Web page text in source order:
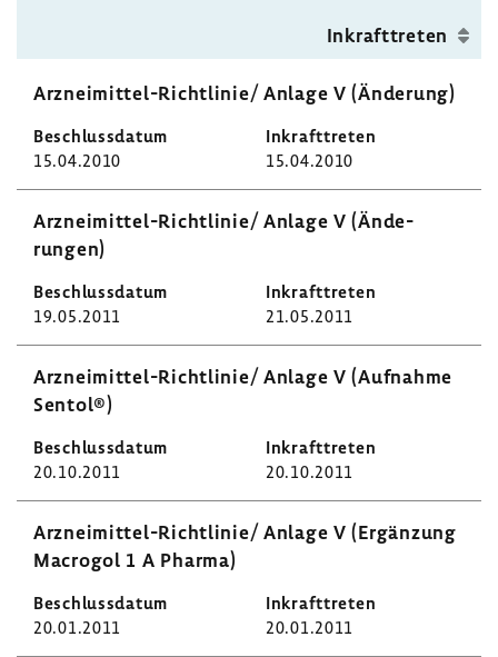
Inkraft­treten
Arzneimittel-​Richtlinie/ Anlage V (Ände­rung)
15.04.2010 15.04.2010
Arzneimittel-​Richtlinie/ Anlage V (Ände­
rungen)
19.05.2011 21.05.2011
Arzneimittel-​Richtlinie/ Anlage V (Aufnahme
Sentol®)
20.10.2011 20.10.2011
Arzneimittel-​Richtlinie/ Anlage V (Ergän­zung
Macrogol 1 A Pharma)
20.01.2011 20.01.2011